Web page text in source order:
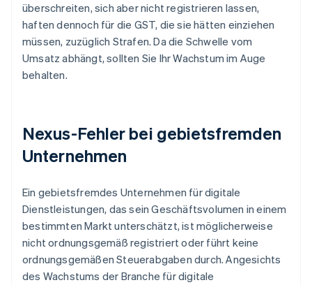
überschreiten, sich aber nicht registrieren lassen,
haften dennoch für die GST, die sie hätten einziehen
müssen, zuzüglich Strafen. Da die Schwelle vom
Umsatz abhängt, sollten Sie Ihr Wachstum im Auge
behalten.
Nexus-Fehler bei gebietsfremden
Unternehmen
Ein gebietsfremdes Unternehmen für digitale
Dienstleistungen, das sein Geschäftsvolumen in einem
bestimmten Markt unterschätzt, ist möglicherweise
nicht ordnungsgemäß registriert oder führt keine
ordnungsgemäßen Steuerabgaben durch. Angesichts
des Wachstums der Branche für digitale